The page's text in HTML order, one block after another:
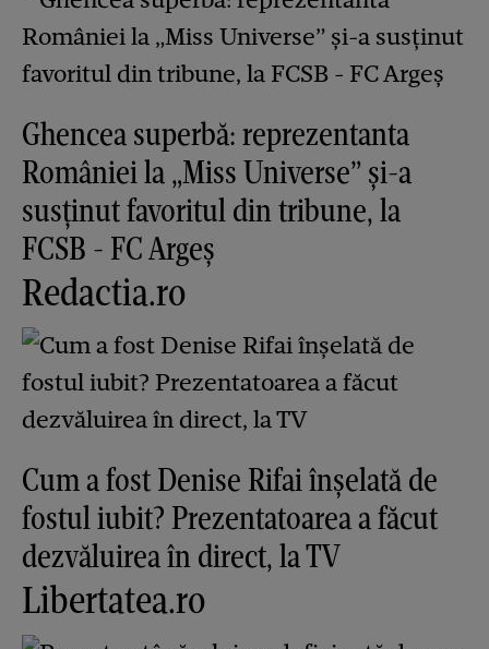
Ghencea superbă: reprezentanta
României la „Miss Universe” și-a
susținut favoritul din tribune, la
FCSB - FC Argeș
Redactia.ro
Cum a fost Denise Rifai înșelată de
fostul iubit? Prezentatoarea a făcut
dezvăluirea în direct, la TV
Libertatea.ro